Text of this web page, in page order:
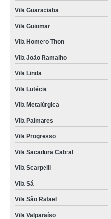
Vila Guaraciaba
Vila Guiomar
Vila Homero Thon
Vila João Ramalho
Vila Linda
Vila Lutécia
Vila Metalúrgica
Vila Palmares
Vila Progresso
Vila Sacadura Cabral
Vila Scarpelli
Vila Sá
Vila São Rafael
Vila Valparaíso